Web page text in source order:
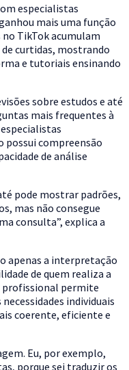
especialistas
mais uma função
TikTok acumulam
curtidas, mostrando
e tutoriais ensinando
sobre estudos e até
mais frequentes à
possui compreensão
de análise
pode mostrar padrões,
mas não consegue
consulta”, explica a
apenas a interpretação
de quem realiza a
profissional permite
individuais
coerente, eficiente e
Eu, por exemplo,
porque sei traduzir os